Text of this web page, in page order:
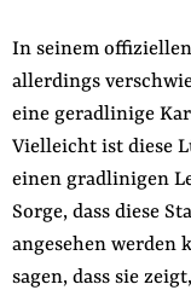
In seinem
allerdings
eine geradlinige
Vielleicht ist diese
einen gradlinigen
Sorge, dass diese
angesehen werden
sagen, dass sie